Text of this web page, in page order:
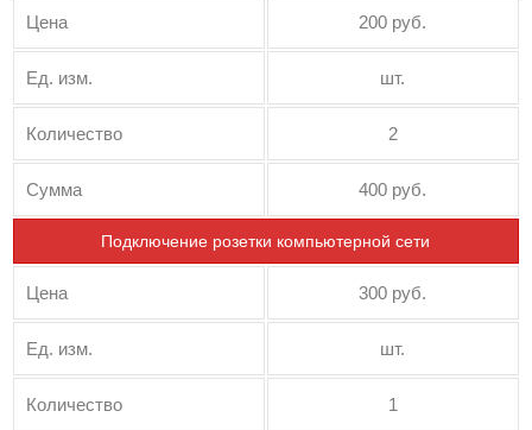
Цена 200 руб.
Ед. изм. шт.
Количество 2
Сумма 400 руб.
Подключение розетки компьютерной сети
Цена 300 руб.
Ед. изм. шт.
Количество 1